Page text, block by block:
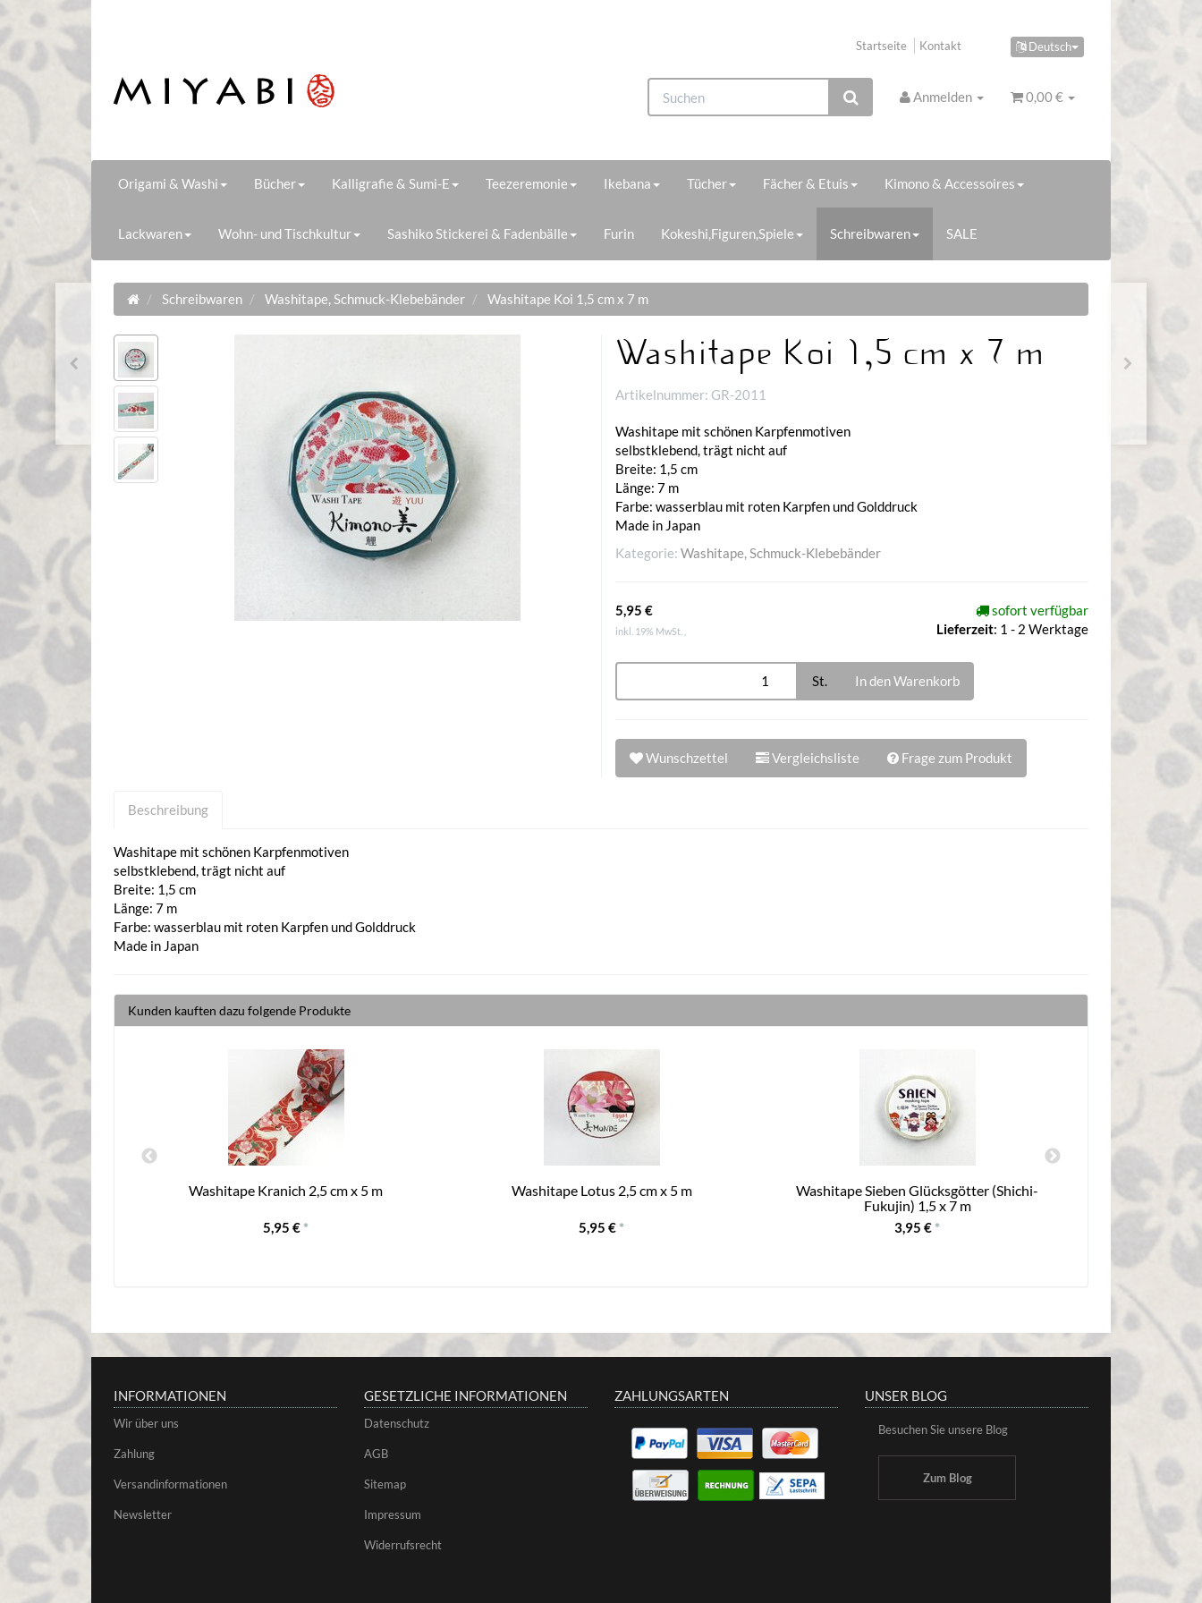
Deutsch
Startseite Kontakt
Anmelden 0,00 €
Origami & Washi Bücher Kalligrafie & Sumi-E Teezeremonie Ikebana Tücher Fächer & Etuis Kimono & Accessoires
Lackwaren Wohn- und Tischkultur Sashiko Stickerei & Fadenbälle Furin Kokeshi,Figuren,Spiele Schreibwaren SALE
Schreibwaren Washitape, Schmuck-Klebebänder Washitape Koi 1,5 cm x 7 m
Washitape Koi 1,5 cm x 7 m
Artikelnummer: GR-2011
Washitape mit schönen Karpfenmotiven
selbstklebend, trägt nicht auf
Breite: 1,5 cm
Länge: 7 m
Farbe: wasserblau mit roten Karpfen und Golddruck
Made in Japan
Kategorie: Washitape, Schmuck-Klebebänder
5,95 €
inkl. 19% MwSt. ,
sofort verfügbar
Lieferzeit: 1 - 2 Werktage
St. In den Warenkorb
Wunschzettel Vergleichsliste Frage zum Produkt
Beschreibung
Washitape mit schönen Karpfenmotiven
selbstklebend, trägt nicht auf
Breite: 1,5 cm
Länge: 7 m
Farbe: wasserblau mit roten Karpfen und Golddruck
Made in Japan
Kunden kauften dazu folgende Produkte
cm x 5 m Washitape Kranich 2,5 cm x 5 m
5,95 € *
Washitape Lotus 2,5 cm x 5 m
5,95 € *
Washitape Sieben Glücksgötter (Shichi-
Fukujin) 1,5 x 7 m
3,95 € *
INFORMATIONEN
Wir über uns
Zahlung
Versandinformationen
Newsletter
GESETZLICHE INFORMATIONEN
Datenschutz
AGB
Sitemap
Impressum
Widerrufsrecht
ZAHLUNGSARTEN UNSER BLOG
Besuchen Sie unsere Blog
Zum Blog